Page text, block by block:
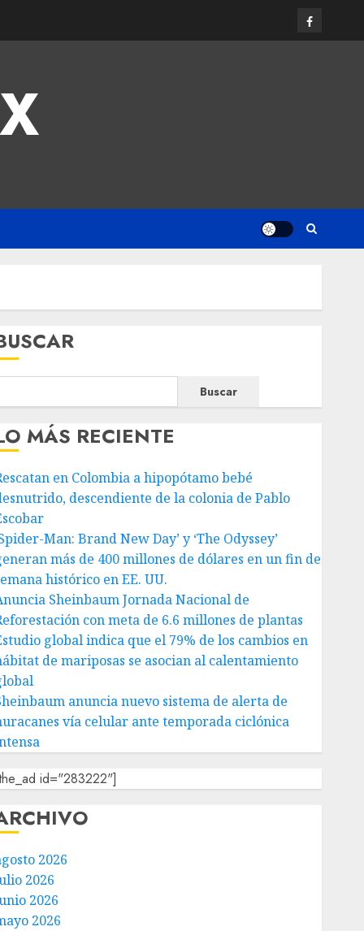
Buscar
MÁS RECIENTE
en Colombia a hipopótamo bebé
descendiente de la colonia de Pablo
Man: Brand New Day’ y ‘The Odyssey’
más de 400 millones de dólares en un fin de
histórico en EE. UU.
Sheinbaum Jornada Nacional de
con meta de 6.6 millones de plantas
global indica que el 79% de los cambios en
de mariposas se asocian al calentamiento
anuncia nuevo sistema de alerta de
vía celular ante temporada ciclónica
id="283222"]
2026
2026
2026
2026